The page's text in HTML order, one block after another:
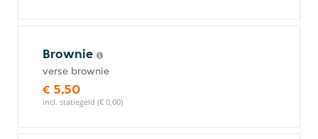
Brownie
verse brownie
€ 5,50
incl. statiegeld (€ 0,00)